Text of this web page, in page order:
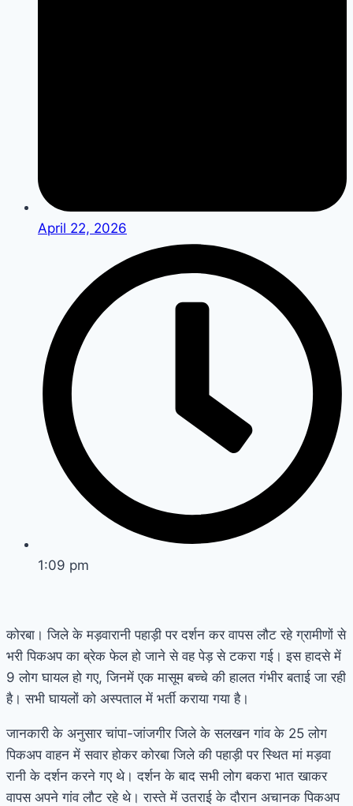
April 22, 2026
1:09 pm
कोरबा। जिले के मड़वारानी पहाड़ी पर दर्शन कर वापस लौट रहे ग्रामीणों से
भरी पिकअप का ब्रेक फेल हो जाने से वह पेड़ से टकरा गई। इस हादसे में
9 लोग घायल हो गए, जिनमें एक मासूम बच्चे की हालत गंभीर बताई जा रही
है। सभी घायलों को अस्पताल में भर्ती कराया गया है।
जानकारी के अनुसार चांपा-जांजगीर जिले के सलखन गांव के 25 लोग
पिकअप वाहन में सवार होकर कोरबा जिले की पहाड़ी पर स्थित मां मड़वा
रानी के दर्शन करने गए थे। दर्शन के बाद सभी लोग बकरा भात खाकर
वापस अपने गांव लौट रहे थे। रास्ते में उतराई के दौरान अचानक पिकअप